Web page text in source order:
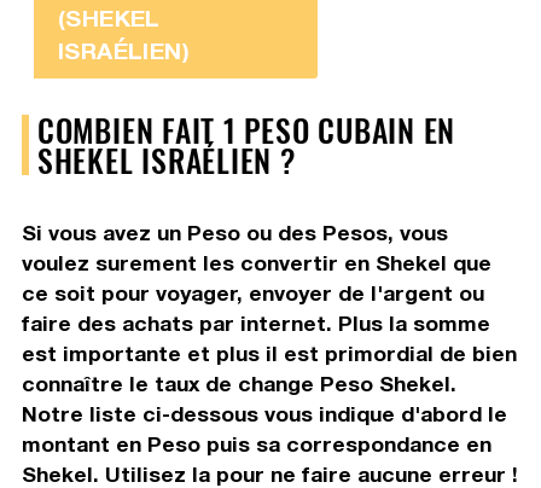
(SHEKEL
ISRAÉLIEN)
COMBIEN FAIT 1 PESO CUBAIN EN
SHEKEL ISRAÉLIEN ?
Si vous avez un Peso ou des Pesos, vous
voulez surement les convertir en Shekel que
ce soit pour voyager, envoyer de l'argent ou
faire des achats par internet. Plus la somme
est importante et plus il est primordial de bien
connaître le taux de change Peso Shekel.
Notre liste ci-dessous vous indique d'abord le
montant en Peso puis sa correspondance en
Shekel. Utilisez la pour ne faire aucune erreur !